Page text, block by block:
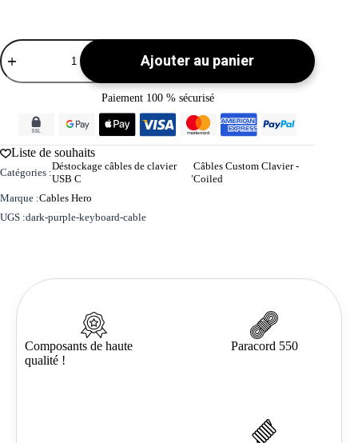
quantité
de
Câble
Taille
S
Ajouter au panier
Paiement 100 % sécurisé
Liste de souhaits
UGS :dark-purple-keyboard-cable
Catégories :
Déstockage câbles de clavier
USB C
,
Câbles Custom Clavier -
Coiled
Marque :Cables Hero
Composants de haute
qualité !
Paracord 550